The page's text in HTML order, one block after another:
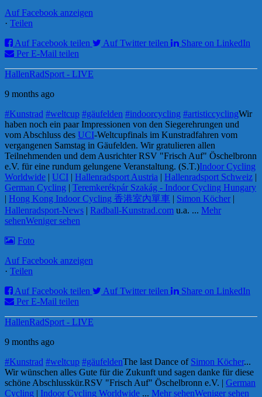
Auf Facebook anzeigen
· Teilen
Auf Facebook teilen
Auf Twitter teilen
Share on LinkedIn
Per E-Mail teilen
HallenRadSport - LIVE
9 months ago
#Kunstrad #weltcup #gäufelden #indoorcycling #artisticcyclingWir
haben noch ein paar Impressionen von den Siegerehrungen und
vom Abschluss des UCI-Weltcupfinals im Kunstradfahren vom
vergangenen Samstag in Gäufelden. Wir gratulieren allen
Teilnehmenden und dem Ausrichter RSV "Frisch Auf" Öschelbronn
e.V. für eine rundum gelungene Veranstaltung. (S.T.)Indoor Cycling
Worldwide | UCI | Hallenradsport Austria | Hallenradsport Schweiz |
German Cycling | Teremkerékpár Szakág - Indoor Cycling Hungary
| Hong Kong Indoor Cycling 香港室內單車 | Simon Köcher |
Hallenradsport-News | Radball-Kunstrad.com u.a. ... Mehr
sehenWeniger sehen
Foto
Auf Facebook anzeigen
· Teilen
Auf Facebook teilen
Auf Twitter teilen
Share on LinkedIn
Per E-Mail teilen
HallenRadSport - LIVE
9 months ago
#Kunstrad #weltcup #gäufeldenThe last Dance of Simon Köcher...
Wir wünschen alles Gute für die Zukunft und sagen danke für diese
schöne Abschlusskür.RSV "Frisch Auf" Öschelbronn e.V. | German
Cycling | Indoor Cycling Worldwide ... Mehr sehenWeniger sehen